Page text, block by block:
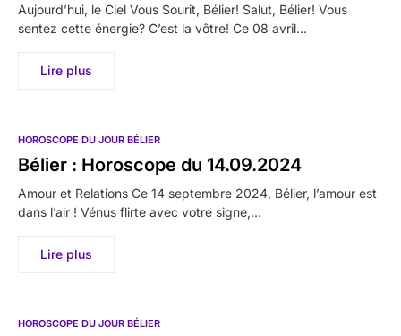
Aujourd’hui, le Ciel Vous Sourit, Bélier! Salut, Bélier! Vous
sentez cette énergie? C’est la vôtre! Ce 08 avril…
Lire plus
HOROSCOPE DU JOUR BÉLIER
Bélier : Horoscope du 14.09.2024
Amour et Relations Ce 14 septembre 2024, Bélier, l’amour est
dans l’air ! Vénus flirte avec votre signe,…
Lire plus
HOROSCOPE DU JOUR BÉLIER